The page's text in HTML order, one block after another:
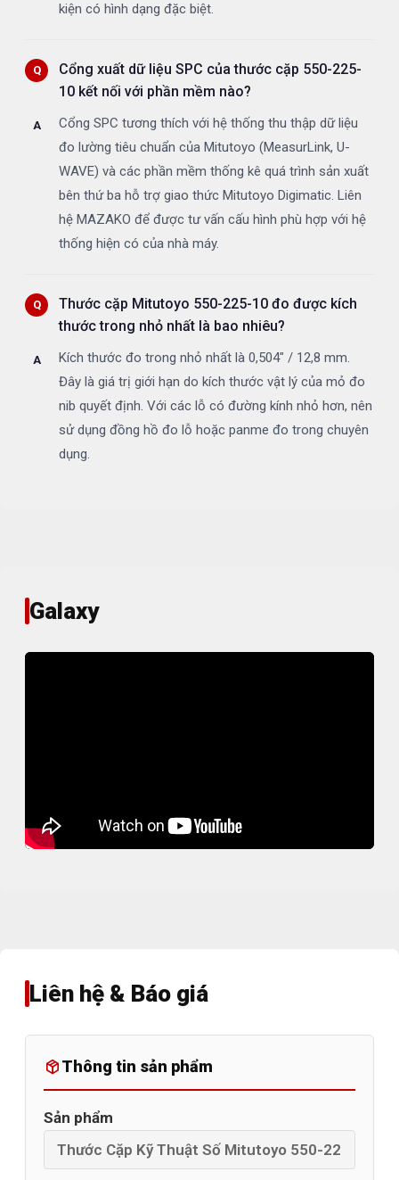
kiện có hình dạng đặc biệt.
Cổng xuất dữ liệu SPC của thước cặp 550-225-
10 kết nối với phần mềm nào?
Cổng SPC tương thích với hệ thống thu thập dữ liệu
đo lường tiêu chuẩn của Mitutoyo (MeasurLink, U-
WAVE) và các phần mềm thống kê quá trình sản xuất
bên thứ ba hỗ trợ giao thức Mitutoyo Digimatic. Liên
hệ MAZAKO để được tư vấn cấu hình phù hợp với hệ
thống hiện có của nhà máy.
Thước cặp Mitutoyo 550-225-10 đo được kích
thước trong nhỏ nhất là bao nhiêu?
Kích thước đo trong nhỏ nhất là 0,504" / 12,8 mm.
Đây là giá trị giới hạn do kích thước vật lý của mỏ đo
nib quyết định. Với các lỗ có đường kính nhỏ hơn, nên
sử dụng đồng hồ đo lỗ hoặc panme đo trong chuyên
dụng.
Galaxy
Liên hệ & Báo giá
Thông tin sản phẩm
Sản phẩm